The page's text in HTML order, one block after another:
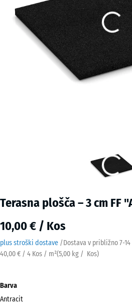
Terasna plošča – 3 cm FF
10,00 € / Kos
plus stroški dostave /Dostava v približno7-
40,00 € / 4 Kos / m²(5,00 kg / Kos)
Barva
Antracit